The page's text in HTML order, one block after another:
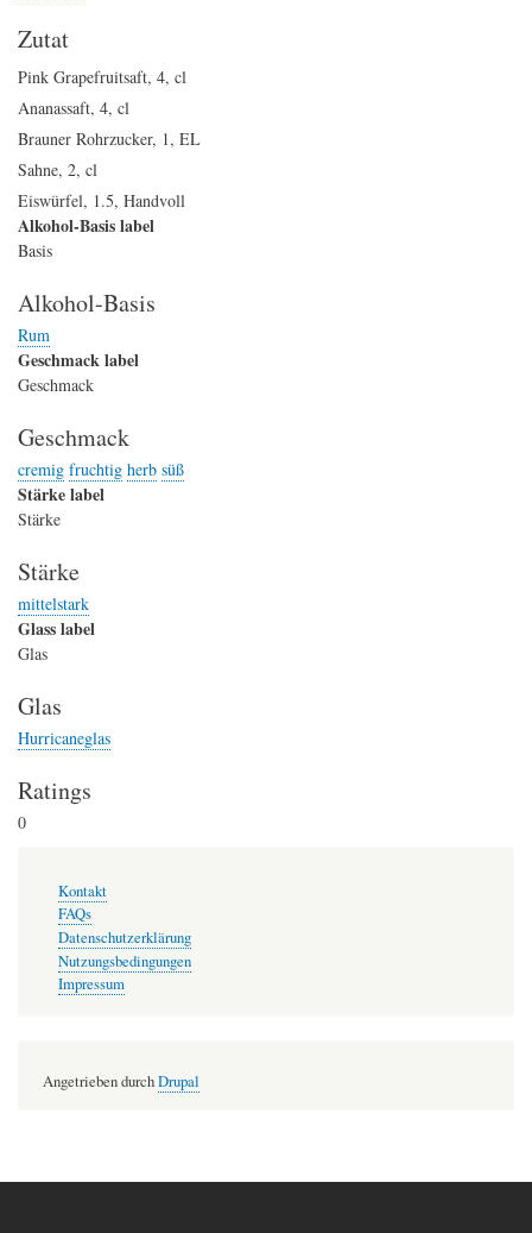
Zutat
Pink Grapefruitsaft, 4, cl
Ananassaft, 4, cl
Brauner Rohrzucker, 1, EL
Sahne, 2, cl
Eiswürfel, 1.5, Handvoll
Alkohol-Basis label
Basis
Alkohol-Basis
Rum
Geschmack label
Geschmack
Geschmack
cremig fruchtig herb süß
Stärke label
Stärke
Stärke
mittelstark
Glass label
Glas
Glas
Hurricaneglas
Ratings
0
Kontakt
FAQs
Datenschutzerklärung
Nutzungsbedingungen
Impressum
Angetrieben durchDrupal